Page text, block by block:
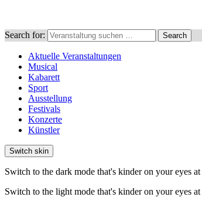
Search for: Search
Aktuelle Veranstaltungen
Musical
Kabarett
Sport
Ausstellung
Festivals
Konzerte
Künstler
Switch skin
Switch to the dark mode that's kinder on your eyes
Switch to the light mode that's kinder on your eyes